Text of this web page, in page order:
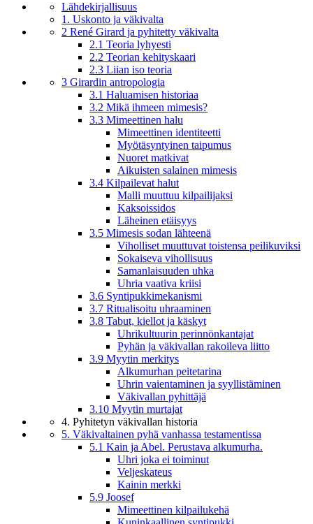
Lähdekirjallisuus
1. Uskonto ja väkivalta
2 René Girard ja pyhitetty väkivalta
2.1 Teoria lyhyesti
2.2 Teorian kehityskaari
2.3 Liian iso teoria
3 Girardin antropologia
3.1 Haluamisen historiaa
3.2 Mikä ihmeen mimesis?
3.3 Mimeettinen halu
Mimeettinen identiteetti
Myötäsyntyinen taipumus
Nuoret matkivat
Aikuisten salainen mimesis
3.4 Kilpailevat halut
Malli muuttuu kilpailijaksi
Kaksoissidos
Läheinen etäisyys
3.5 Mimesis sodan lähteenä
Viholliset muuttuvat toistensa peilikuviksi
Sokaiseva vihollisuus
Samanlaisuuden uhka
Uhria vaativa kriisi
3.6 Syntipukkimekanismi
3.7 Ritualisoitu uhraaminen
3.8 Tabut, kiellot ja käskyt
Uhrikultuurin perinnönkantajat
Pyhän ja väkivallan rakoileva liitto
3.9 Myytin merkitys
Alkumurhan peitetarina
Uhrin vaientaminen ja syyllistäminen
Väkivallan pyhittäjä
3.10 Myytin murtajat
4. Pyhitetyn väkivallan historia
5. Väkivaltainen pyhä vanhassa testamentissa
5.1 Kain ja Abel. Perustava alkumurha.
Uhri joka ei toiminut
Veljeskateus
Kainin merkki
5.9 Joosef
Mimeettinen kilpailukehä